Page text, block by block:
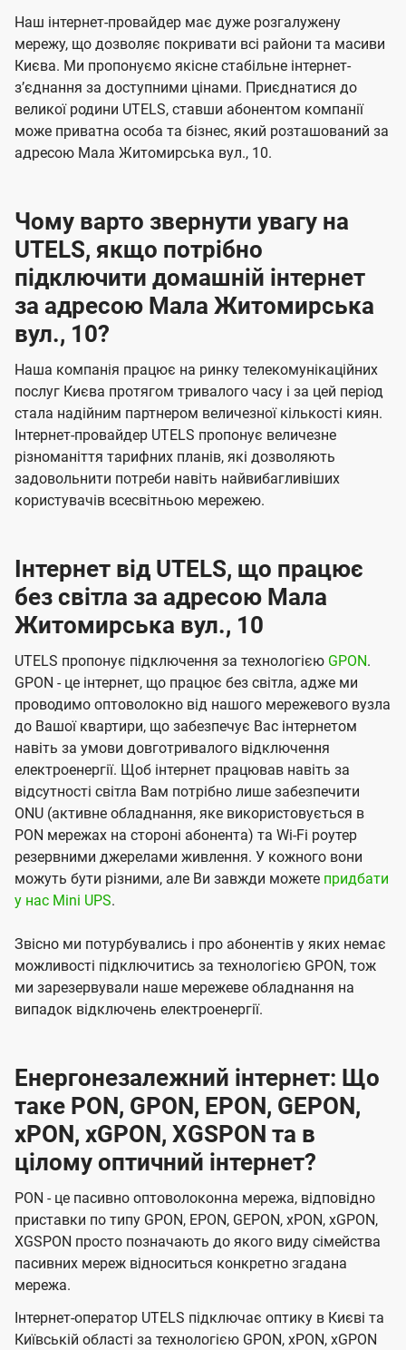
t
e
l
s
е
н
н
я
е
н
н
я
Наш інтернет-провайдер має дуже розгалужену
мережу, що дозволяє покривати всі райони та масиви
Києва. Ми пропонуємо якісне стабільне інтернет-
зʼєднання за доступними цінами. Приєднатися до
великої родини UTELS, ставши абонентом компанії
може приватна особа та бізнес, який розташований за
адресою Мала Житомирська вул., 10.
Чому варто звернути увагу на
UTELS, якщо потрібно
підключити домашній інтернет
за адресою Мала Житомирська
вул., 10?
Наша компанія працює на ринку телекомунікаційних
послуг Києва протягом тривалого часу і за цей період
стала надійним партнером величезної кількості киян.
Інтернет-провайдер UTELS пропонує величезне
різноманіття тарифних планів, які дозволяють
задовольнити потреби навіть найвибагливіших
користувачів всесвітньою мережею.
Інтернет від UTELS, що працює
без світла за адресою Мала
Житомирська вул., 10
UTELS пропонує підключення за технологією GPON.
GPON - це інтернет, що працює без світла, адже ми
проводимо оптоволокно від нашого мережевого вузла
до Вашої квартири, що забезпечує Вас інтернетом
навіть за умови довготривалого відключення
електроенергії. Щоб інтернет працював навіть за
відсутності світла Вам потрібно лише забезпечити
ONU (активне обладнання, яке використовується в
PON мережах на стороні абонента) та Wi-Fi роутер
резервними джерелами живлення. У кожного вони
можуть бути різними, але Ви завжди можете придбати
у нас Mini UPS.
Звісно ми потурбувались і про абонентів у яких немає
можливості підключитись за технологією GPON, тож
ми зарезервували наше мережеве обладнання на
випадок відключень електроенергії.
Енергонезалежний інтернет: Що
таке PON, GPON, EPON, GEPON,
xPON, xGPON, XGSPON та в
цілому оптичний інтернет?
PON - це пасивно оптоволоконна мережа, відповідно
приставки по типу GPON, EPON, GEPON, xPON, xGPON,
XGSPON просто позначають до якого виду сімейства
пасивних мереж відноситься конкретно згадана
мережа.
Інтернет-оператор UTELS підключає оптику в Києві та
Київській області за технологією GPON, xPON, xGPON